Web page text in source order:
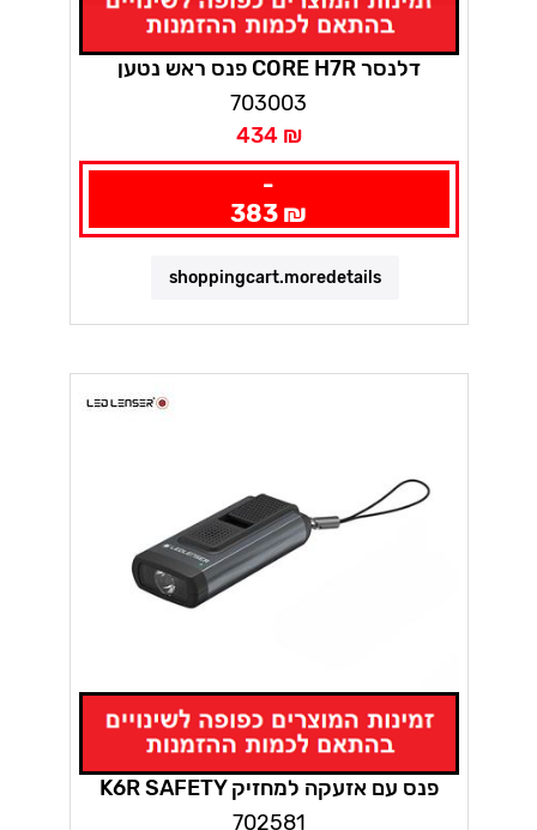
פנס ראש נטען CORE H7R דלנסר
703003
434 ₪
-
383 ₪
shoppingcart.moredetails
K6R SAFETY פנס עם אזעקה למחזיק
מפתחות / תיק -זהב לדלנסר
702581